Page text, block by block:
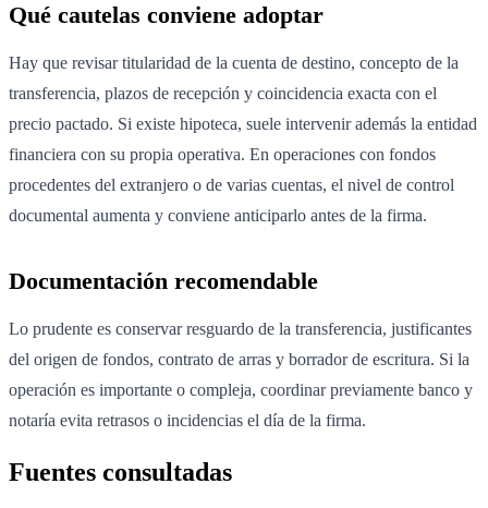
Qué cautelas conviene adoptar
Hay que revisar titularidad de la cuenta de destino, concepto de la
transferencia, plazos de recepción y coincidencia exacta con el
precio pactado. Si existe hipoteca, suele intervenir además la entidad
financiera con su propia operativa. En operaciones con fondos
procedentes del extranjero o de varias cuentas, el nivel de control
documental aumenta y conviene anticiparlo antes de la firma.
Documentación recomendable
Lo prudente es conservar resguardo de la transferencia, justificantes
del origen de fondos, contrato de arras y borrador de escritura. Si la
operación es importante o compleja, coordinar previamente banco y
notaría evita retrasos o incidencias el día de la firma.
Fuentes consultadas